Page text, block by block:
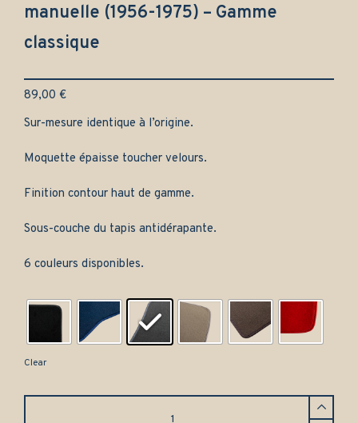
manuelle (1956-1975) – Gamme
classique
89,00 €
Sur-mesure identique à l’origine.
Moquette épaisse toucher velours.
Finition contour haut de gamme.
Sous-couche du tapis antidérapante.
6 couleurs disponibles.
Clear